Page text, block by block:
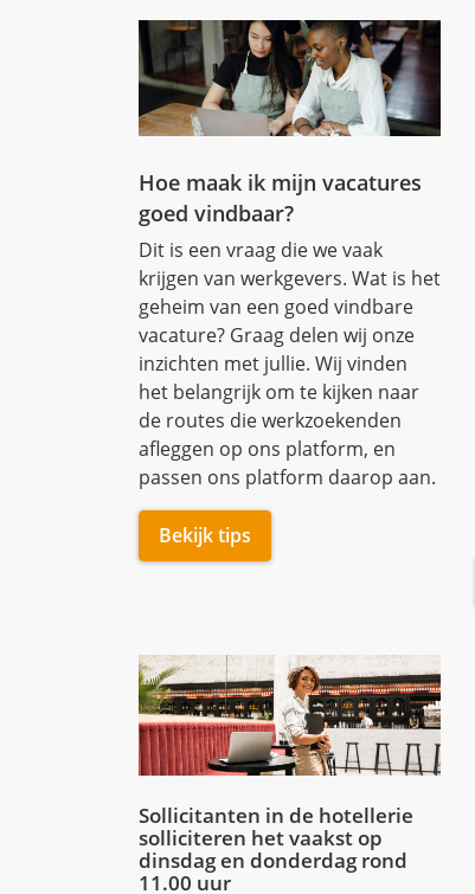
goed vindbaar?
Dit is een vraag die we vaak
krijgen van werkgevers. Wat is het
geheim van een goed vindbare
vacature? Graag delen wij onze
inzichten met jullie. Wij vinden
het belangrijk om te kijken naar
de routes die werkzoekenden
afleggen op ons platform, en
passen ons platform daarop aan.
Bekijk tips
dinsdag en donderdag rond
11.00 uur
Wie hotel vacatures slim wil
uitzetten, moet niet alleen kijken
wat er in de vacaturetekst staat,
maar ook wanneer kandidaten
daadwerkelijk in beweging
komen.